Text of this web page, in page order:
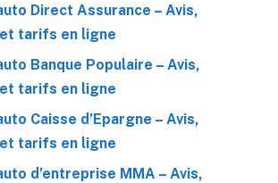
Direct Assurance – Avis,
tarifs en ligne
Banque Populaire – Avis,
tarifs en ligne
Caisse d’Epargne – Avis,
tarifs en ligne
d’entreprise MMA – Avis,